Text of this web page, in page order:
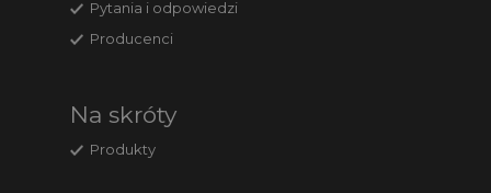
Pytania i odpowiedzi
Producenci
Na skróty
Produkty